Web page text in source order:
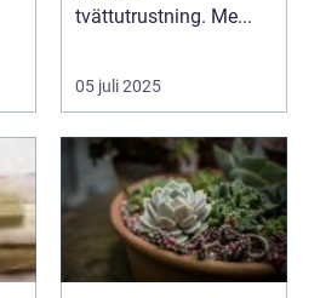
tvättutrustning. Me...
05 juli 2025